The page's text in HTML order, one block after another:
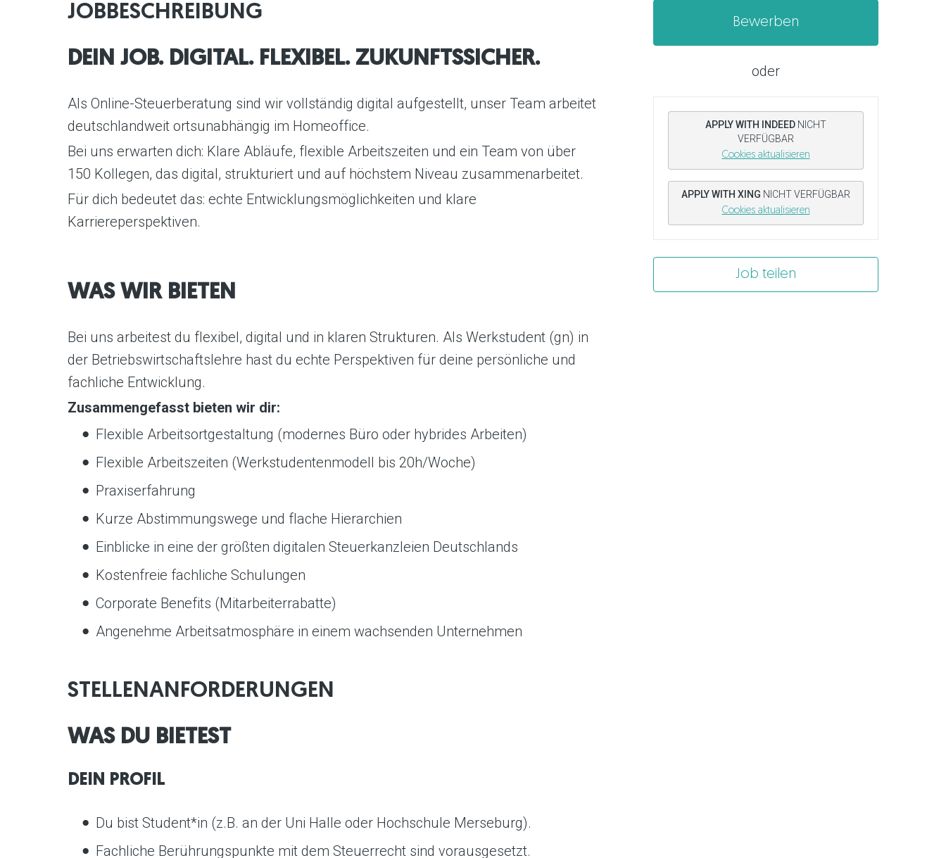
JOBBESCHREIBUNG
DEIN JOB. DIGITAL. FLEXIBEL. ZUKUNFTSSICHER.
Als Online-Steuerberatung sind wir vollständig digital aufgestellt, unser Team arbeitet
deutschlandweit ortsunabhängig im Homeoffice.
Bei uns erwarten dich: Klare Abläufe, flexible Arbeitszeiten und ein Team von über
150 Kollegen, das digital, strukturiert und auf höchstem Niveau zusammenarbeitet.
Für dich bedeutet das: echte Entwicklungsmöglichkeiten und klare
Karriereperspektiven.
WAS WIR BIETEN
Bei uns arbeitest du flexibel, digital und in klaren Strukturen. Als Werkstudent (gn) in
der Betriebswirtschaftslehre hast du echte Perspektiven für deine persönliche und
fachliche Entwicklung.
Zusammengefasst bieten wir dir:
Flexible Arbeitsortgestaltung (modernes Büro oder hybrides Arbeiten)
Flexible Arbeitszeiten (Werkstudentenmodell bis 20h/Woche)
Praxiserfahrung
Kurze Abstimmungswege und flache Hierarchien
Einblicke in eine der größten digitalen Steuerkanzleien Deutschlands
Kostenfreie fachliche Schulungen
Corporate Benefits (Mitarbeiterrabatte)
Angenehme Arbeitsatmosphäre in einem wachsenden Unternehmen
STELLENANFORDERUNGEN
WAS DU BIETEST
DEIN PROFIL
Du bist Student*in (z.B. an der Uni Halle oder Hochschule Merseburg).
Fachliche Berührungspunkte mit dem Steuerrecht sind vorausgesetzt.
Bewerben
oder
APPLY WITH INDEED NICHT
VERFÜGBAR
Cookies aktualisieren
APPLY WITH XING NICHT VERFÜGBAR
Cookies aktualisieren
Job teilen